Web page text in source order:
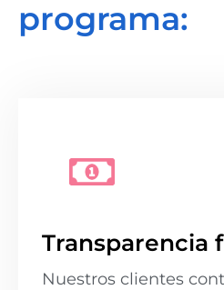
programa:
Transparencia
Nuestros clientes